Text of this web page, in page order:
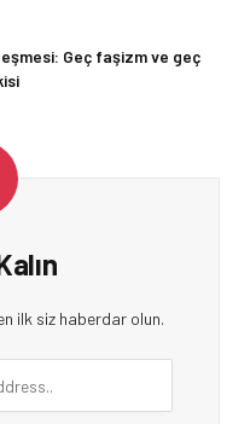
Geç faşizm ve geç
ilk siz haberdar olun.